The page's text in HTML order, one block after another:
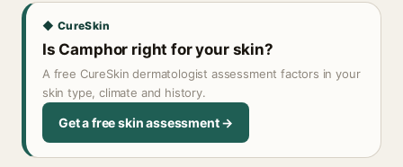
◆ CureSkin
Is Camphor right for your skin?
A free CureSkin dermatologist assessment factors in your
skin type, climate and history.
Get a free skin assessment →